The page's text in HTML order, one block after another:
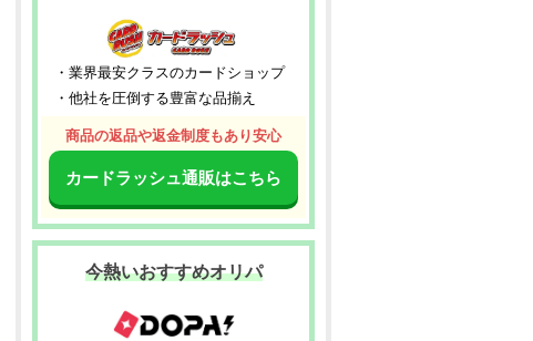
・業界最安クラスのカードショップ
・他社を圧倒する豊富な品揃え
商品の返品や返金制度もあり安心
カードラッシュ通販はこちら
今熱いおすすめオリパ